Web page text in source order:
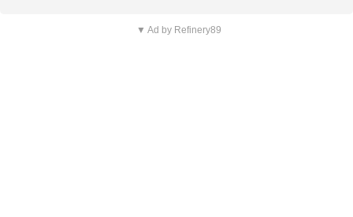
▼ Ad by Refinery89